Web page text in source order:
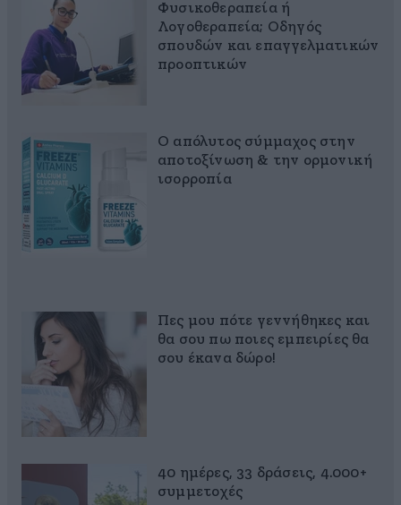
Φυσικοθεραπεία ή
Λογοθεραπεία; Οδηγός
σπουδών και επαγγελματικών
προοπτικών
Ο απόλυτος σύμμαχος στην
αποτοξίνωση & την ορμονική
ισορροπία
Πες μου πότε γεννήθηκες και
θα σου πω ποιες εμπειρίες θα
σου έκανα δώρο!
40 ημέρες, 33 δράσεις, 4.000+
συμμετοχές